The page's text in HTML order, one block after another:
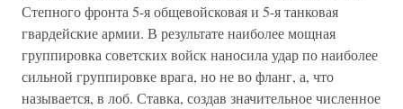
Степного фронта 5-я общевойсковая и 5-я танковая
гвардейские армии. В результате наиболее мощная
группировка советских войск наносила удар по наиболее
сильной группировке врага, но не во фланг, а, что
называется, в лоб. Ставка, создав значительное численное